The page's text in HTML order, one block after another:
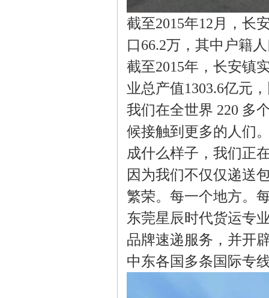
截至2015年12月，长
口66.2万，其中户籍
截至2015年，长安镇
业总产值1303.6亿元
我们在全世界 220 多
候接触到更多的人们
成什么样子，我们正
因为我们不仅仅递送
繁荣。每一个地方。
东莞星辰时代货运专
品牌速递服务，并开
中东各国多条国际专